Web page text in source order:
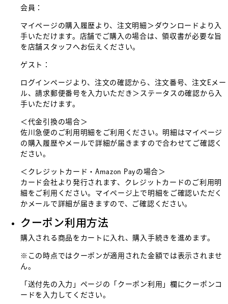
会員：
マイページの購入履歴より、注文明細＞ダウンロードより入
手いただけます。店舗でご購入の場合は、領収書が必要な旨
を店舗スタッフへお伝えください。
ゲスト：
ログインページより、注文の確認から、注文番号、注文Eメー
ル、請求郵便番号を入力いただき＞ステータスの確認から入
手いただけます。
＜代金引換の場合＞
佐川急便のご利用明細をご利用ください。明細はマイページ
の購入履歴やメールで詳細が届きますので合わせてご確認く
ださい。
＜クレジットカード・Amazon Payの場合＞
カード会社より発行されます、クレジットカードのご利用明
細をご利用ください。マイページ上で明細をご確認いただく
かメールで詳細が届きますので、ご確認ください。
クーポン利用方法
購入される商品をカートに入れ、購入手続きを進めます。
※この時点ではクーポンが適用された金額では表示されませ
ん。
「送付先の入力」ページの「クーポン利用」欄にクーポンコ
ードを入力してください。